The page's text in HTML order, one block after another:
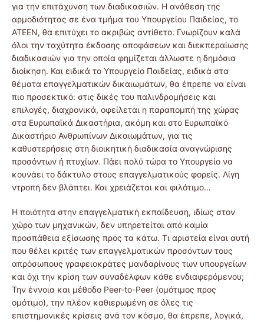
για την επιτάχυνση των διαδικασιών. Η ανάθεση της
αρμοδιότητας σε ένα τμήμα του Υπουργείου Παιδείας, το
ΑΤΕΕΝ, θα επιτύχει το ακριβώς αντίθετο. Γνωρίζουν καλά
όλοι την ταχύτητα έκδοσης αποφάσεων και διεκπεραίωσης
διαδικασιών για την οποία φημίζεται άλλωστε η δημόσια
διοίκηση. Και ειδικά το Υπουργείο Παιδείας, ειδικά στα
θέματα επαγγελματικών δικαιωμάτων, θα έπρεπε να είναι
πιο προσεκτικό: στις δικές του παλινδρομήσεις και
επιλογές, διαχρονικά, οφείλεται η παραπομπή της χώρας
στα Ευρωπαϊκά Δικαστήρια, ακόμη και στο Ευρωπαϊκό
Δικαστήριο Ανθρωπίνων Δικαιωμάτων, για τις
καθυστερήσεις στη διοικητική διαδικασία αναγνώρισης
προσόντων ή πτυχίων. Πάει πολύ τώρα το Υπουργείο να
κουνάει το δάκτυλο στους επαγγελματικούς φορείς. Λίγη
ντροπή δεν βλάπτει. Και χρειάζεται και φιλότιμο…
Η ποιότητα στην επαγγελματική εκπαίδευση, ιδίως στον
χώρο των μηχανικών, δεν υπηρετείται από καμία
προσπάθεια εξίσωσης προς τα κάτω. Τι αριστεία είναι αυτή
που θέλει κριτές των επαγγελματικών προσόντων τους
απρόσωπους γραφειοκράτες μανδαρίνους των υπουργείων
και όχι την κρίση των συναδέλφων κάθε ενδιαφερόμενου;
Την έννοια και μέθοδο Peer-to-Peer (ομότιμος προς
ομότιμο), την πλέον καθιερωμένη σε όλες τις
επιστημονικές κρίσεις ανά τον κόσμο, θα έπρεπε, λογικά,